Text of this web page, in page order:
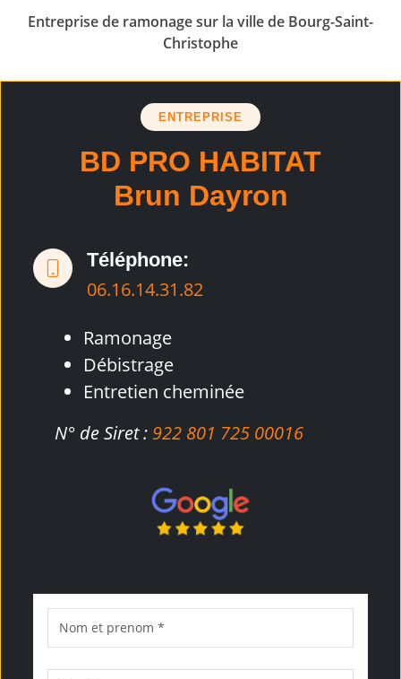
Entreprise de ramonage sur la ville de Bourg-Saint-
Christophe
ENTREPRISE
BD PRO HABITAT
Brun Dayron
Téléphone:
06.16.14.31.82
Ramonage
Débistrage
Entretien cheminée
N° de Siret : 922 801 725 00016